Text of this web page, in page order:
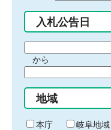
入札公告日
間
始
り
から
間
終
わ
地域
本庁
岐阜地域